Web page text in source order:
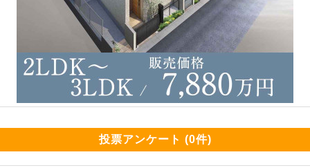
投票アンケート (0件)